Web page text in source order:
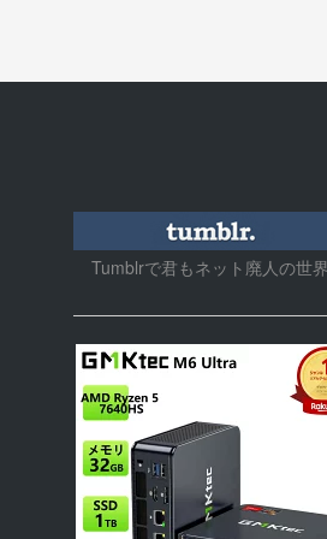
Tumblrで君もネット廃人の世